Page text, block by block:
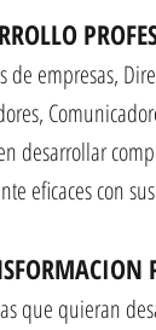
de empresas,
desarrollar
eficaces con
que quieran